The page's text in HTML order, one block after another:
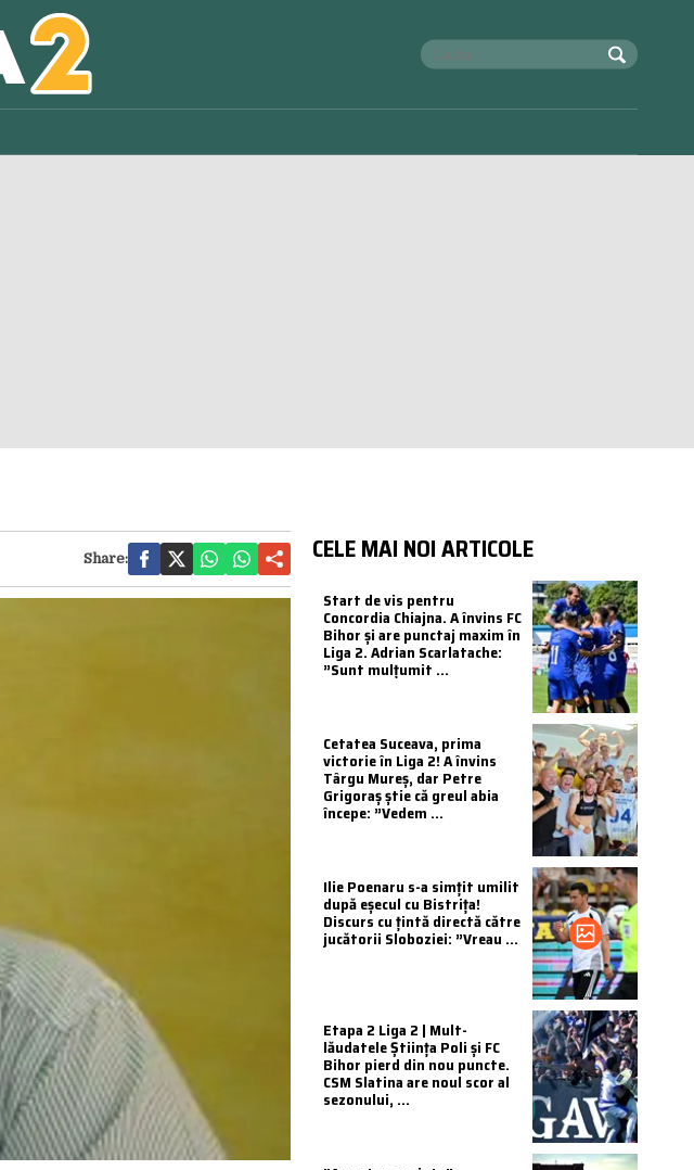
Share: CELE MAI NOI ARTICOLE
Start de vis pentru
Concordia Chiajna. A învins FC
Bihor și are punctaj maxim în
Liga 2. Adrian Scarlatache:
”Sunt mulțumit ...
Cetatea Suceava, prima
victorie în Liga 2! A învins
Târgu Mureș, dar Petre
Grigoraș știe că greul abia
începe: ”Vedem ...
Ilie Poenaru s-a simțit umilit
după eșecul cu Bistrița!
Discurs cu țintă directă către
jucătorii Sloboziei: ”Vreau ...
Etapa 2 Liga 2 | Mult-
lăudatele Știința Poli și FC
Bihor pierd din nou puncte.
CSM Slatina are noul scor al
sezonului, ...